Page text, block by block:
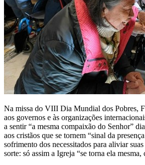
Na missa do VIII Dia Mundial dos Pobres,
aos governos e às organizações
a sentir “a mesma compaixão do Senhor”
aos cristãos que se tornem “sinal da
sofrimento dos necessitados para aliviar
sorte: só assim a Igreja “se torna ela mesma,